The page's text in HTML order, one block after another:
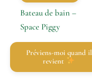
Bateau de bain –
Space Piggy
Préviens-moi quand il
revient